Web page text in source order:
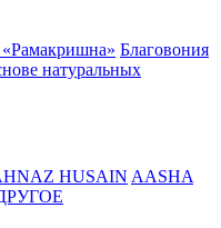
Благовония
натуральных
HUSAIN AASHA